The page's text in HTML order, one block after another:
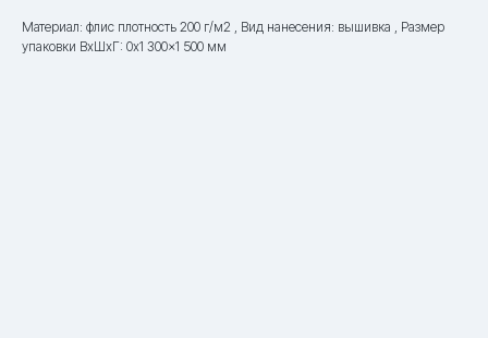
Материал: флис плотность 200 г/м2 , Вид нанесения: вышивка , Размер
упаковки ВxШxГ: 0x1 300x1 500 мм